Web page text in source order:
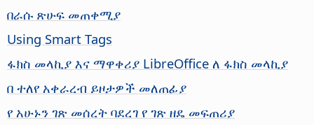
በራሱ ጽሁፍ መጠቀሚያ
Using Smart Tags
ፋክስ መላኪያ እና ማዋቀሪያ LibreOffice ለ ፋክስ መላኪያ
በ ተለየ አቀራረብ ይዞታዎች መለጠፊያ
የ አሁኑን ገጽ መሰረት ባደረገ የ ገጽ ዘዴ መፍጠሪያ